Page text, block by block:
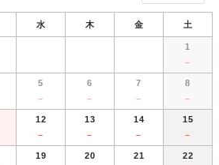
水 木 金 土
1
－
5
－
6
－
7
－
8
－
12
－
13
－
14
－
15
－
19 20 21 22